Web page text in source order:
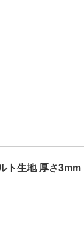
ト生地 厚さ3mm